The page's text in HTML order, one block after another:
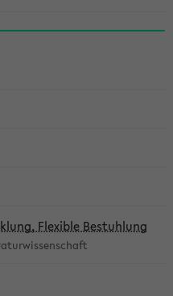
Flexible Bestuhlung